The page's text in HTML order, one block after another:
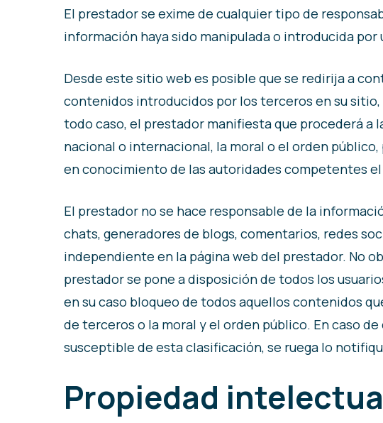
El prestador se exime de cualquier tipo de
información haya sido manipulada o introducida
Desde este sitio web es posible que se redirija a
contenidos introducidos por los terceros en su
todo caso, el prestador manifiesta que procederá
nacional o internacional, la moral o el orden
en conocimiento de las autoridades competentes
El prestador no se hace responsable de la
chats, generadores de blogs, comentarios, redes
independiente en la página web del prestador. No
prestador se pone a disposición de todos los
en su caso bloqueo de todos aquellos contenidos
de terceros o la moral y el orden público. En caso
susceptible de esta clasificación, se ruega lo
Propiedad